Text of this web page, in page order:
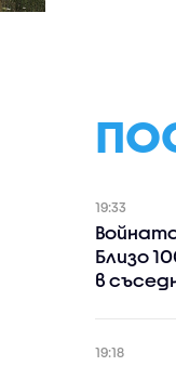
19:33
Близо
в
19:18